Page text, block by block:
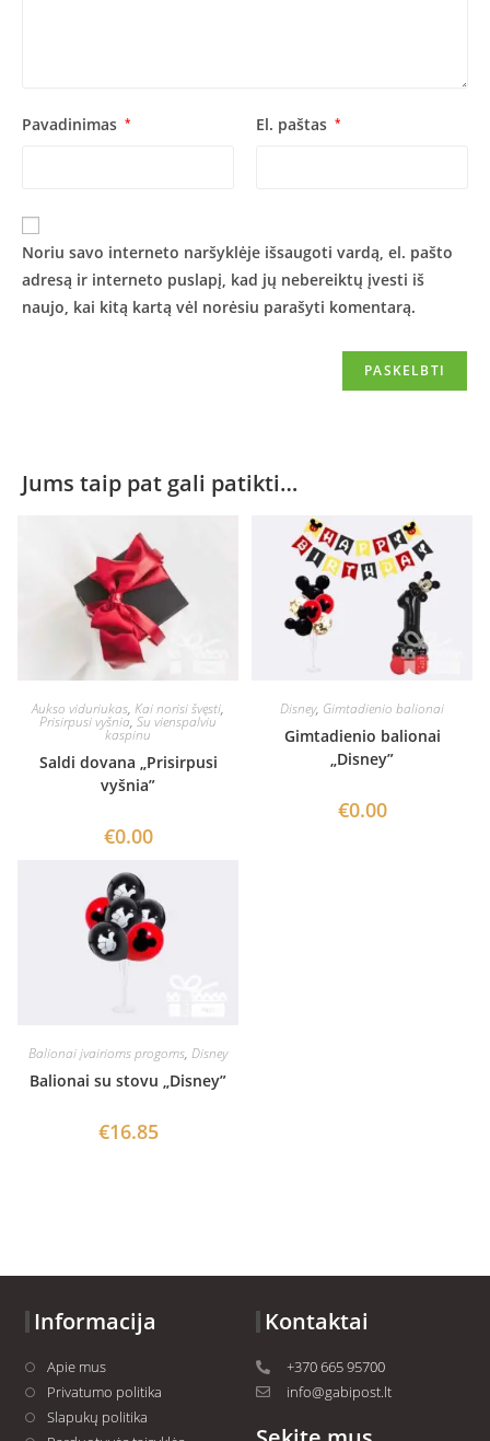
Pavadinimas * El. paštas *
Noriu savo interneto naršyklėje išsaugoti vardą, el. pašto
adresą ir interneto puslapį, kad jų nebereiktų įvesti iš
naujo, kai kitą kartą vėl norėsiu parašyti komentarą.
Jums taip pat gali patikti…
Aukso viduriukas, Kai norisi švęsti,
Prisirpusi vyšnia, Su vienspalviu
kaspinu
Saldi dovana „Prisirpusi
vyšnia”
€0.00
Disney, Gimtadienio balionai
Gimtadienio balionai
„Disney”
€0.00
Balionai įvairioms progoms, Disney
Balionai su stovu „Disney”
€16.85
Informacija
Apie mus
Privatumo politika
Slapukų politika
Kontaktai
+370 665 95700
info@gabipost.lt